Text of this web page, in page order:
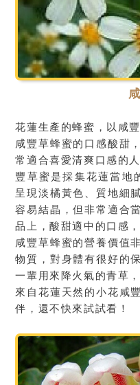
花蓮生產的蜂蜜，以咸
咸豐草蜂蜜的口感酸甜
常適合喜愛清爽口感的人
豐草蜜是採集花蓮當地
呈現淡橘黃色、質地細
容易結晶，但非常適合
品上，酸甜適中的口感
咸豐草蜂蜜的營養價值
物質，對身體有很好的
一輩用來降火氣的青草
來自花蓮天然的小花咸
伴，還不快來試試看！